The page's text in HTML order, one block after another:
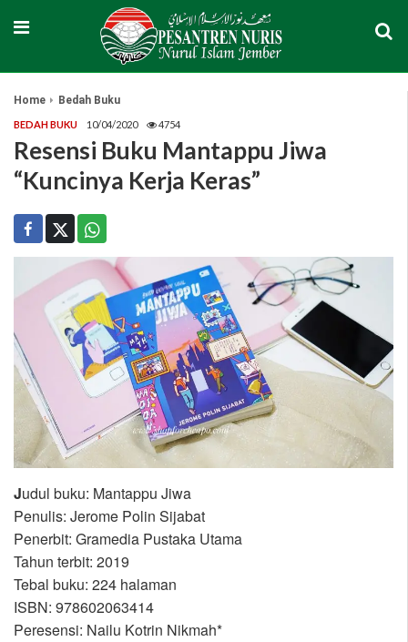
Home Bedah Buku
BEDAH BUKU 10/04/2020 4754
Resensi Buku Mantappu Jiwa
“Kuncinya Kerja Keras”
Judul buku: Mantappu Jiwa
Penulis: Jerome Polin Sijabat
Penerbit: Gramedia Pustaka Utama
Tahun terbit: 2019
Tebal buku: 224 halaman
ISBN: 978602063414
Peresensi: Nailu Kotrin Nikmah*